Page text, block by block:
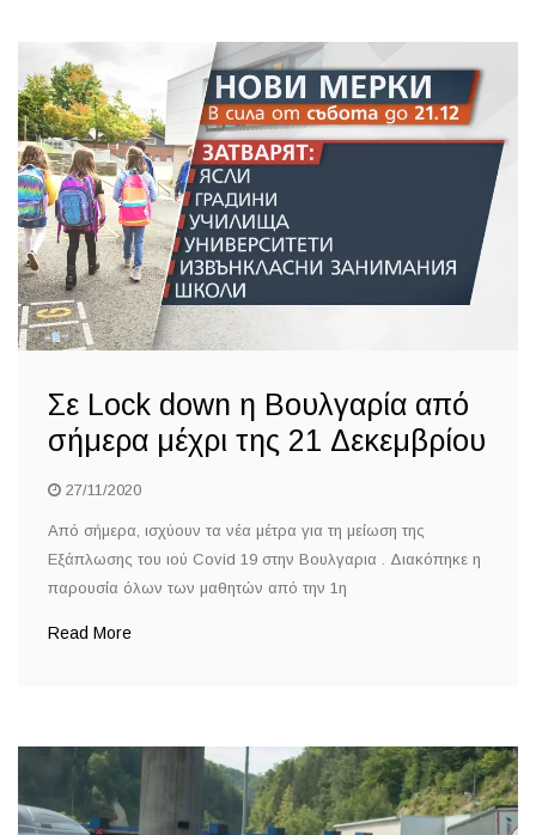
Σε Lock down η Βουλγαρία από
σήμερα μέχρι της 21 Δεκεμβρίου
27/11/2020
Από σήμερα, ισχύουν τα νέα μέτρα για τη μείωση της
Εξάπλωσης του ιού Covid 19 στην Βουλγαρια . Διακόπηκε η
παρουσία όλων των μαθητών από την 1η
Read More